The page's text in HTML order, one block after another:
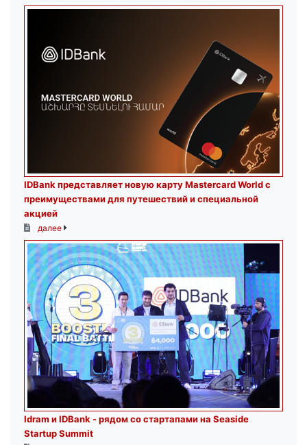
IDBank представляет новую карту Mastercard World с
преимуществами для путешествий и специальной
акцией
далее
Idram и IDBank - рядом со стартапами на Seaside
Startup Summit